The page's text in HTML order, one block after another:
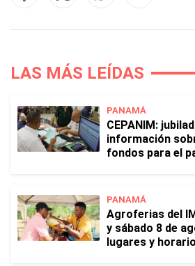
LAS MÁS LEÍDAS
PANAMÁ
CEPANIM:
información
fondos para el
PANAMÁ
Agroferias del
y sábado 8 de
lugares y